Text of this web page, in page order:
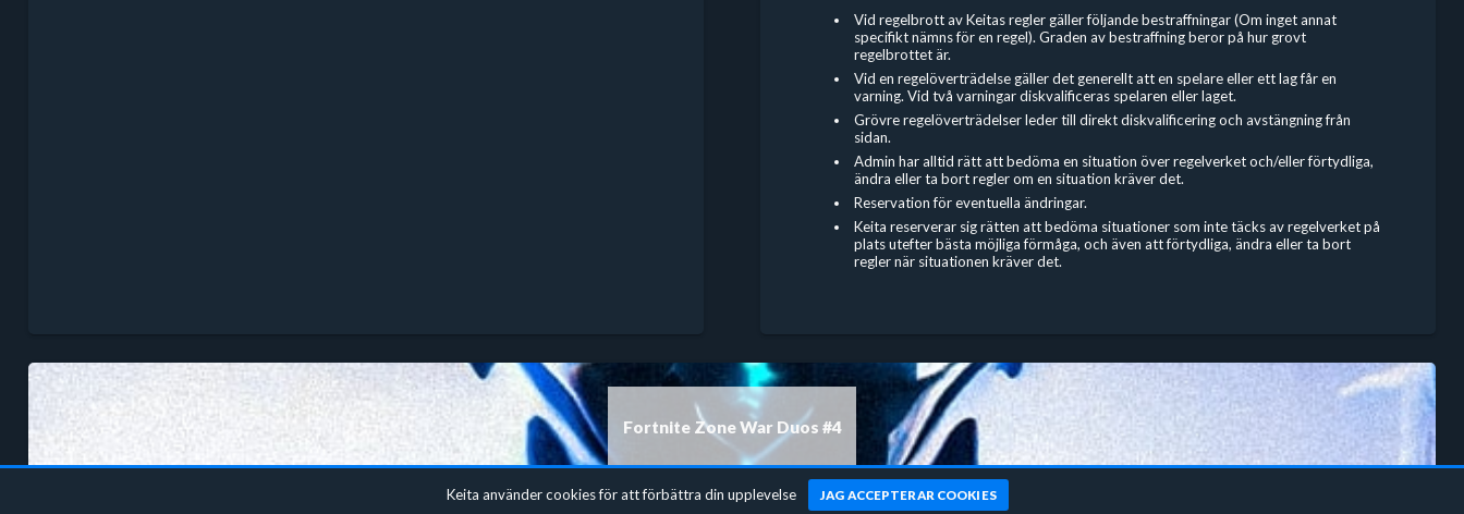
Vid regelbrott av Keitas regler gäller följande bestraffningar (Om inget annat
specifikt nämns för en regel). Graden av bestraffning beror på hur grovt
regelbrottet är.
Vid en regelöverträdelse gäller det generellt att en spelare eller ett lag får en
varning. Vid två varningar diskvalificeras spelaren eller laget.
Grövre regelöverträdelser leder till direkt diskvalificering och avstängning från
sidan.
Admin har alltid rätt att bedöma en situation över regelverket och/eller förtydliga,
ändra eller ta bort regler om en situation kräver det.
Reservation för eventuella ändringar.
Keita reserverar sig rätten att bedöma situationer som inte täcks av regelverket på
plats utefter bästa möjliga förmåga, och även att förtydliga, ändra eller ta bort
regler när situationen kräver det.
Fortnite Zone War Duos #4
Keita använder cookies för att förbättra din upplevelse JAG ACCEPTERAR COOKIES